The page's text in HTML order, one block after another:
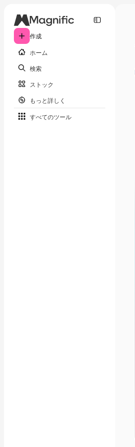
作成
ホーム
検索
ストック
もっと詳しく
すべてのツール